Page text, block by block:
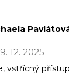
12. 2025
vstřícný